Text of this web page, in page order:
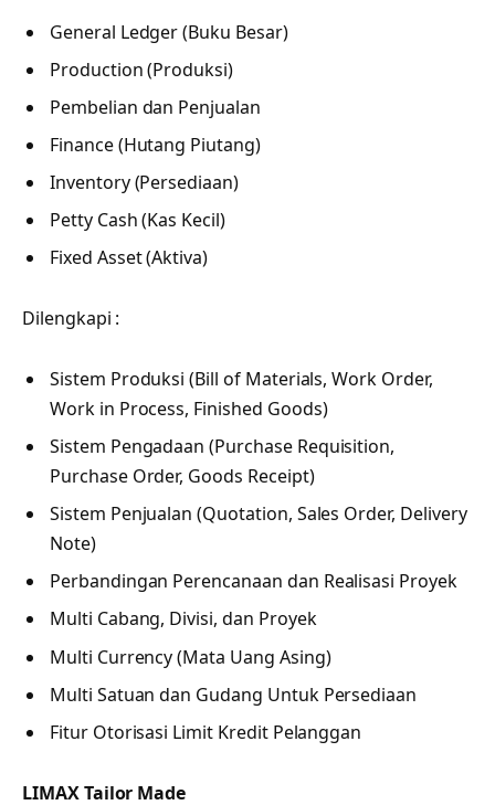
General Ledger (Buku Besar)
Production (Produksi)
Pembelian dan Penjualan
Finance (Hutang Piutang)
Inventory (Persediaan)
Petty Cash (Kas Kecil)
Fixed Asset (Aktiva)
Dilengkapi :
Sistem Produksi (Bill of Materials, Work Order,
Work in Process, Finished Goods)
Sistem Pengadaan (Purchase Requisition,
Purchase Order, Goods Receipt)
Sistem Penjualan (Quotation, Sales Order, Delivery
Note)
Perbandingan Perencanaan dan Realisasi Proyek
Multi Cabang, Divisi, dan Proyek
Multi Currency (Mata Uang Asing)
Multi Satuan dan Gudang Untuk Persediaan
Fitur Otorisasi Limit Kredit Pelanggan
LIMAX Tailor Made